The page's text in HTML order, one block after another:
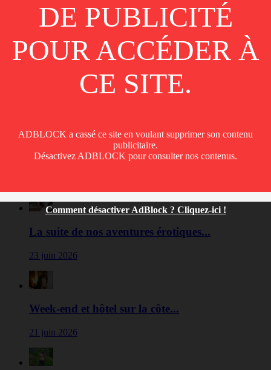
Voir le profil
Elle s'amuse dans leur chambre d'hôtel !
La suite de nos aventures érotiques...
23 juin 2026
Week-end et hôtel sur la côte...
21 juin 2026
DE PUBLICITÉ
POUR ACCÉDER À
CE SITE.
ADBLOCK a cassé ce site en voulant supprimer son contenu
publicitaire.
Désactivez ADBLOCK pour consulter nos contenus.
Comment désactiver AdBlock ? Cliquez-ici !